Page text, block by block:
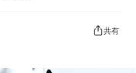
共有